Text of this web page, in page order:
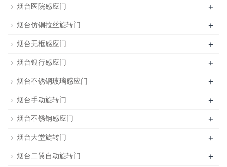
烟台医院感应门 +
烟台仿铜拉丝旋转门 +
烟台无框感应门 +
烟台银行感应门 +
烟台不锈钢玻璃感应门 +
烟台手动旋转门 +
烟台不锈钢感应门 +
烟台大堂旋转门 +
烟台二翼自动旋转门 +